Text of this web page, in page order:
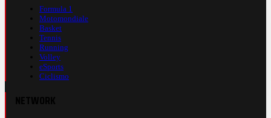
Formula 1
Motomondiale
Basket
Tennis
Running
Volley
eSports
Ciclismo